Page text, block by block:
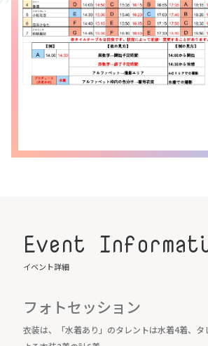
Event
イベント詳細
フォトセッション
衣装は、「水着あり」のタレントは水着4着、タ